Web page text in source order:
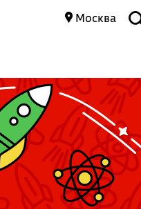
Москва